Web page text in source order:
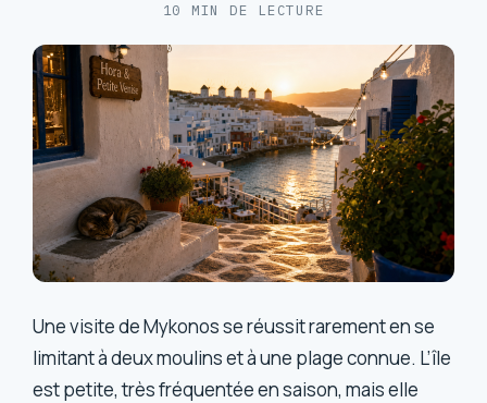
10 MIN DE LECTURE
Une visite de Mykonos se réussit rarement en se
limitant à deux moulins et à une plage connue. L’île
est petite, très fréquentée en saison, mais elle